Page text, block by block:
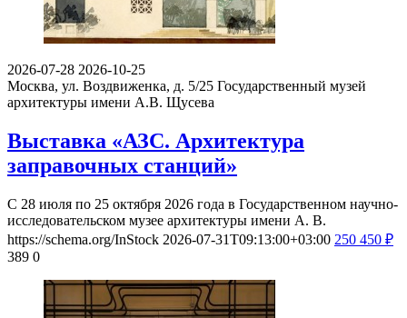
2026-07-28 2026-10-25
Москва, ул. Воздвиженка, д. 5/25 Государственный музей
архитектуры имени А.В. Щусева
Выставка «АЗС. Архитектура
заправочных станций»
С 28 июля по 25 октября 2026 года в Государственном научно-
исследовательском музее архитектуры имени А. В.
https://schema.org/InStock 2026-07-31T09:13:00+03:00 250 450 ₽
389 0